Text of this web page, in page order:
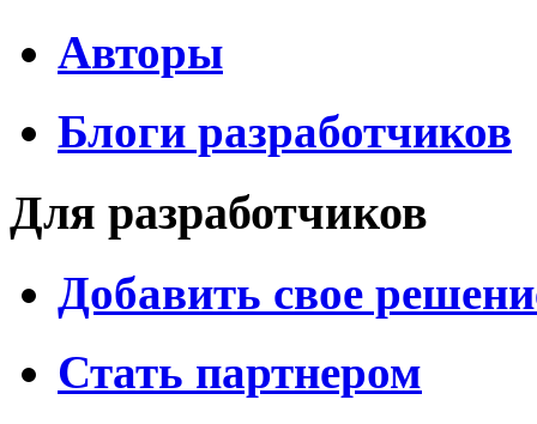
Авторы
Блоги разработчиков
Для разработчиков
Добавить свое
Стать партнером